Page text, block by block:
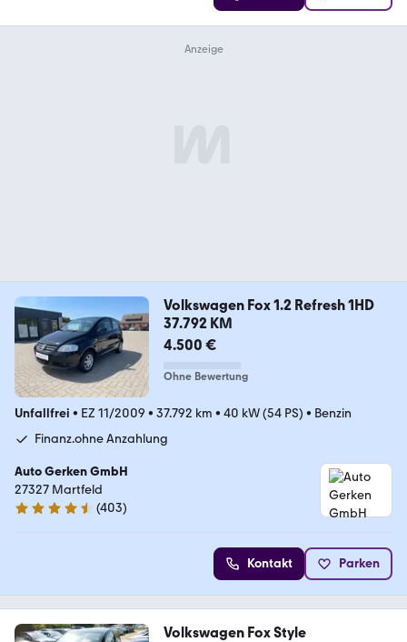
Volkswagen Fox 1.2 Refresh 1HD
37.792 KM
4.500 €
Ohne Bewertung
Unfallfrei • EZ 11/2009 • 37.792 km • 40 kW (54 PS) • Benzin
Finanz.ohne Anzahlung
Auto Gerken GmbH
27327 Martfeld
4.7 Sterne
(403)
Kontakt Parken
Volkswagen Fox Style